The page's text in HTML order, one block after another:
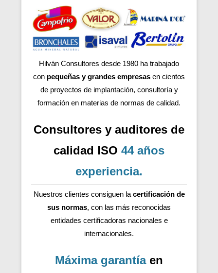
Hilván Consultores desde 1980 ha trabajado
con pequeñas y grandes empresas en cientos
de proyectos de implantación, consultoría y
formación en materias de normas de calidad.
Consultores y auditores de
calidad ISO 44 años
experiencia.
Nuestros clientes consiguen la certificación de
sus normas, con las más reconocidas
entidades certificadoras nacionales e
internacionales.
Máxima garantíaen